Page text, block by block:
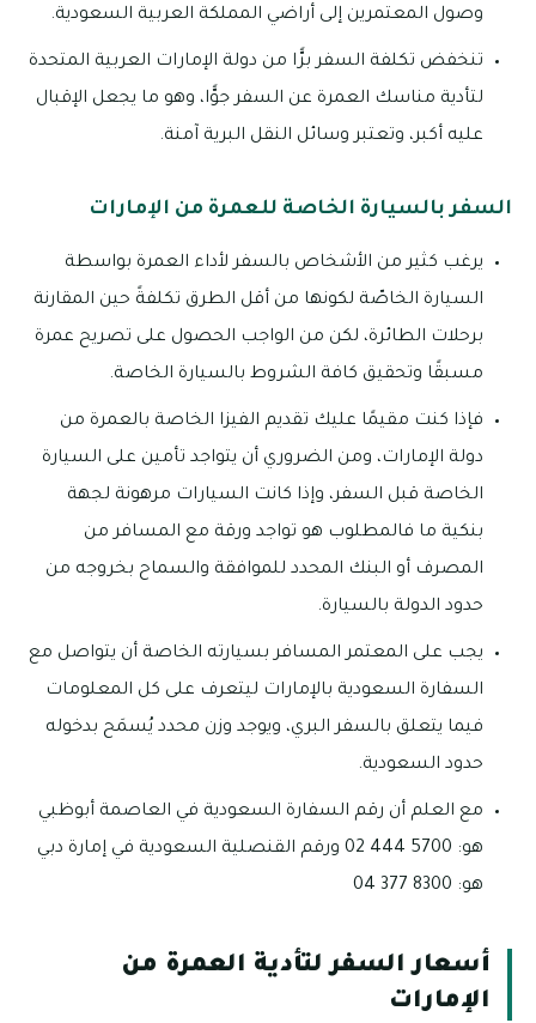
وصول المعتمرين إلى أراضي المملكة العربية السعودية.
تنخفض تكلفة السفر برًّا من دولة الإمارات العربية المتحدة
لتأدية مناسك العمرة عن السفر جوًّا، وهو ما يجعل الإقبال
عليه أكبر، وتعتبر وسائل النقل البرية آمنة.
السفر بالسيارة الخاصة للعمرة من الإمارات
يرغب كثير من الأشخاص بالسفر لأداء العمرة بواسطة
السيارة الخاصّة لكونها من أقل الطرق تكلفةً حين المقارنة
برحلات الطائرة، لكن من الواجب الحصول على تصريح عمرة
مسبقًا وتحقيق كافة الشروط بالسيارة الخاصة.
فإذا كنت مقيمًا عليك تقديم الفيزا الخاصة بالعمرة من
دولة الإمارات، ومن الضروري أن يتواجد تأمين على السيارة
الخاصة قبل السفر، وإذا كانت السيارات مرهونة لجهة
بنكية ما فالمطلوب هو تواجد ورقة مع المسافر من
المصرف أو البنك المحدد للموافقة والسماح بخروجه من
حدود الدولة بالسيارة.
يجب على المعتمر المسافر بسيارته الخاصة أن يتواصل مع
السفارة السعودية بالإمارات ليتعرف على كل المعلومات
فيما يتعلق بالسفر البري، ويوجد وزن محدد يُسمَح بدخوله
حدود السعودية.
مع العلم أن رقم السفارة السعودية في العاصمة أبوظبي
هو: 5700 444 02 ورقم القنصلية السعودية في إمارة دبي
هو: 8300 377 04
أسعار السفر لتأدية العمرة من
الإمارات